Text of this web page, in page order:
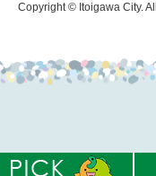
Copyright © Itoigawa City.